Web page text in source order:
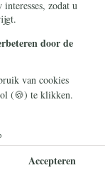
baan
front
waarheid